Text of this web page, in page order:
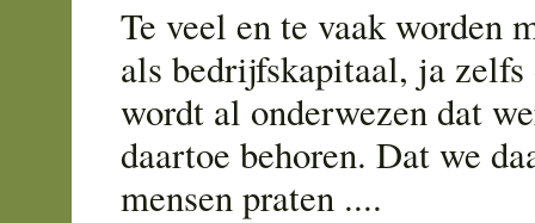
Te veel en te vaak worden
als bedrijfskapitaal, ja zelfs
wordt al onderwezen dat
daartoe behoren. Dat we
mensen praten ....